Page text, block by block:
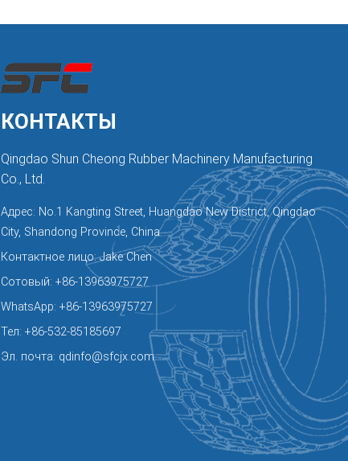
КОНТАКТЫ
Qingdao Shun Cheong Rubber Machinery Manufacturing
Co., Ltd.
Адрес: No.1 Kangting Street, Huangdao New District, Qingdao
City, Shandong Province, China
Контактное лицо: Jake Chen
Сотовый: +86-13963975727
WhatsApp: +86-13963975727
Тел: +86-532-85185697
Эл. почта: qdinfo@sfcjx.com